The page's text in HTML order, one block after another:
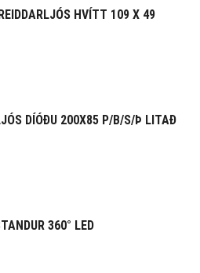
HVÍTT 109 X 49
DÍÓÐU 200X85 P/B/S/Þ LITAÐ
360° LED